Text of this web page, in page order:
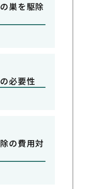
巣を駆除
必要性
の費用対